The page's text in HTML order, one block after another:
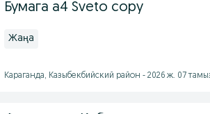
Бумага а4 Sveto copy
Жаңа
Караганда, Казыбекбийский район - 2026 ж. 07